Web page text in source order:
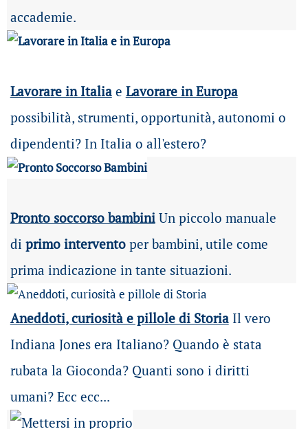
accademie.
Lavorare in Italia e Lavorare in Europa
possibilità, strumenti, opportunità, autonomi o
dipendenti? In Italia o all'estero?
Pronto soccorso bambiniUn piccolo manuale
di primo interventoper bambini, utile come
prima indicazione in tante situazioni.
Aneddoti, curiosità e pillole di Storia Il vero
Indiana Jones era Italiano? Quando è stata
rubata la Gioconda? Quanti sono i diritti
umani? Ecc ecc...